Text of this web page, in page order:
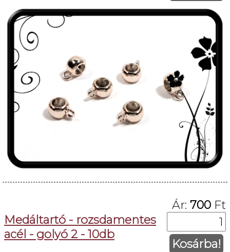
Medáltartó - rozsdamentes
acél - golyó 2 - 10db
Ár: 700 Ft
Kosárba!